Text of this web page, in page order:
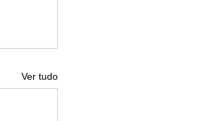
Ver tudo